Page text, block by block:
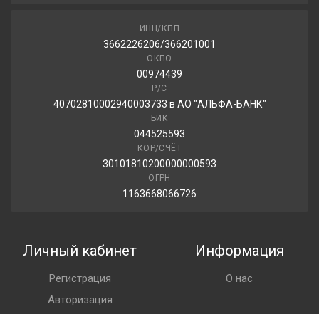
ИНН/КПП
3662226206/366201001
ОКПО
00974439
Р/С
40702810002940003733 в АО "АЛЬФА-БАНК"
БИК
044525593
КОР/СЧЁТ
30101810200000000593
ОГРН
1163668066726
Личный кабинет
Регистрация
Авторизация
Информация
О нас